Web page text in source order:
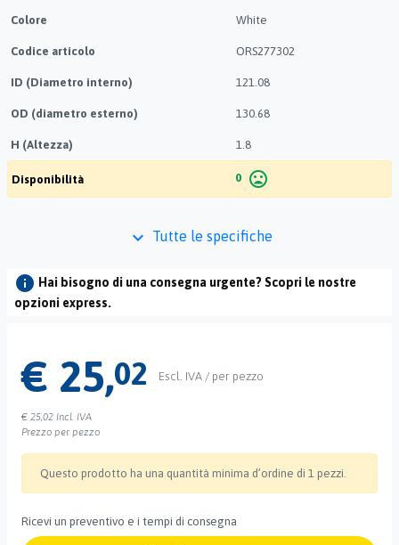
Colore White
Codice articolo ORS277302
ID (Diametro interno) 121.08
OD (diametro esterno) 130.68
H (Altezza) 1.8
Disponibilità 0 mood_bad
keyboard_arrow_down Tutte le specifiche
info Hai bisogno di una consegna urgente? Scopri le nostre
opzioni express.
€ 25,02 Escl. IVA / per pezzo
€ 25,02 Incl. IVA
Prezzo per pezzo
Questo prodotto ha una quantità minima d’ordine di 1 pezzi.
Ricevi un preventivo e i tempi di consegna